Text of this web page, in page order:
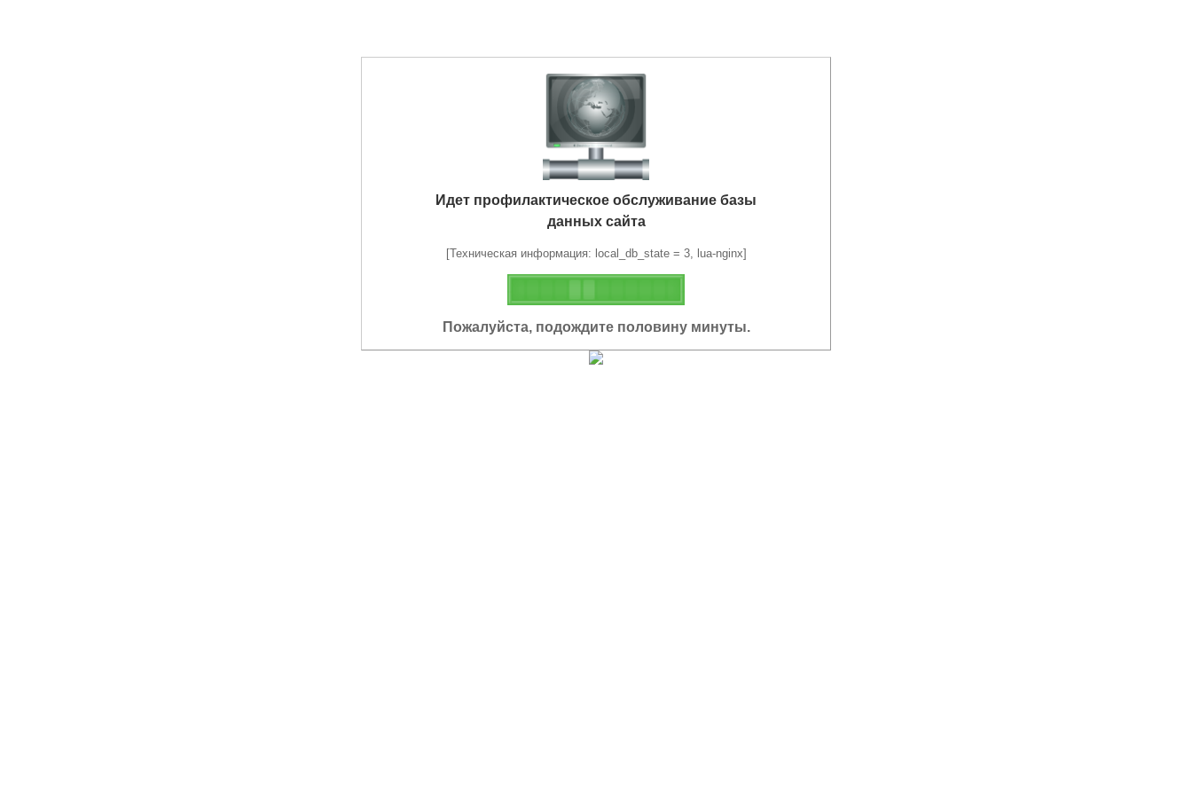
Идет профилактическое обслуживание базы
данных сайта
[Техническая информация: local_db_state = 3, lua-nginx]
Пожалуйста, подождите половину минуты.